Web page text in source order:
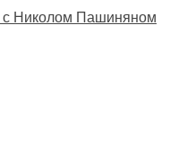
с Николом Пашиняном